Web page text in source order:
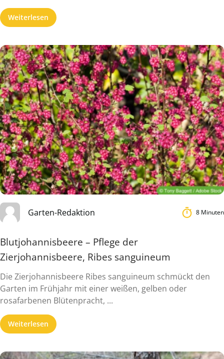
Weiterlesen
Garten-Redaktion 8 Minuten
Blutjohannisbeere – Pflege der
Zierjohannisbeere, Ribes sanguineum
Die Zierjohannisbeere Ribes sanguineum schmückt den
Garten im Frühjahr mit einer weißen, gelben oder
rosafarbenen Blütenpracht, ...
Weiterlesen